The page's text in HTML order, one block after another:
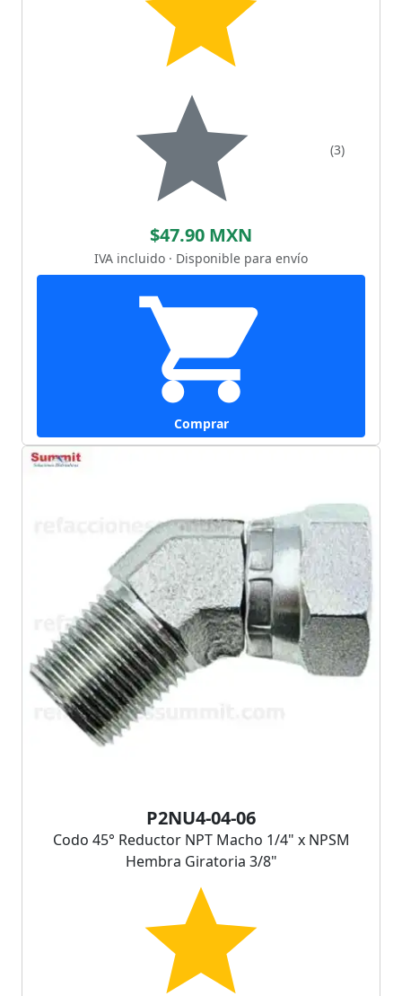
(3)
$47.90 MXN
IVA incluido · Disponible para envío
Comprar
P2NU4-04-06
Codo 45° Reductor NPT Macho 1/4" x NPSM
Hembra Giratoria 3/8"